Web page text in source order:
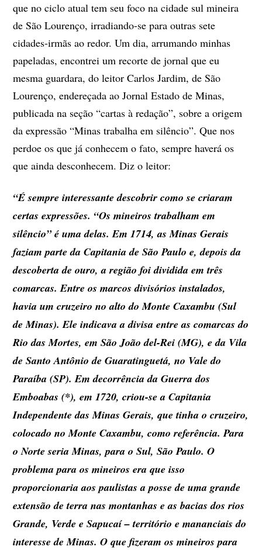
que no ciclo atual tem seu foco na cidade sul mineira
de São Lourenço, irradiando-se para outras sete
cidades-irmãs ao redor. Um dia, arrumando minhas
papeladas, encontrei um recorte de jornal que eu
mesma guardara, do leitor Carlos Jardim, de São
Lourenço, endereçada ao Jornal Estado de Minas,
publicada na seção “cartas à redação”, sobre a origem
da expressão “Minas trabalha em silêncio”. Que nos
perdoe os que já conhecem o fato, sempre haverá os
que ainda desconhecem. Diz o leitor:
“É sempre interessante descobrir como se criaram
certas expressões. “Os mineiros trabalham em
silêncio” é uma delas. Em 1714, as Minas Gerais
faziam parte da Capitania de São Paulo e, depois da
descoberta de ouro, a região foi dividida em três
comarcas. Entre os marcos divisórios instalados,
havia um cruzeiro no alto do Monte Caxambu (Sul
de Minas). Ele indicava a divisa entre as comarcas do
Rio das Mortes, em São João del-Rei (MG), e da Vila
de Santo Antônio de Guaratinguetá, no Vale do
Paraíba (SP). Em decorrência da Guerra dos
Emboabas (*), em 1720, criou-se a Capitania
Independente das Minas Gerais, que tinha o cruzeiro,
colocado no Monte Caxambu, como referência. Para
o Norte seria Minas, para o Sul, São Paulo. O
problema para os mineiros era que isso
proporcionaria aos paulistas a posse de uma grande
extensão de terra nas montanhas e as bacias dos rios
Grande, Verde e Sapucaí – território e mananciais do
interesse de Minas. O que fizeram os mineiros para